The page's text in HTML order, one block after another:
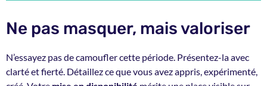
Ne pas masquer, mais valoriser
N’essayez pas de camoufler cette période. Présentez-la avec
clarté et fierté. Détaillez ce que vous avez appris, expérimenté,